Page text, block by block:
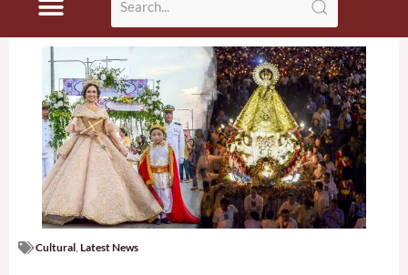
Cultural Latest News